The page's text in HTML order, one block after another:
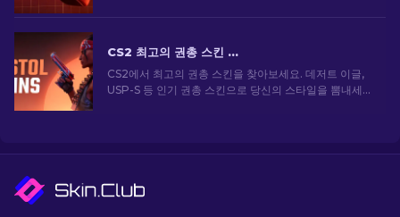
CS2 최고의 권총 스킨 [2026]
CS2에서 최고의 권총 스킨을 찾아보세요. 데저트 이글,
USP-S 등 인기 권총 스킨으로 당신의 스타일을 뽐내세